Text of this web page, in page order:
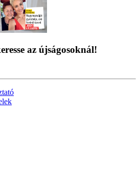
az újságosoknál!